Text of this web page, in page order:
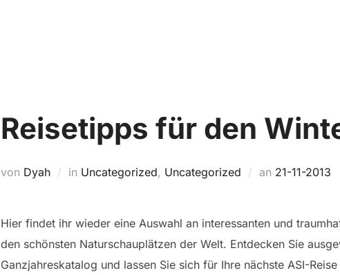
Reisetipps für den
von Dyah in Uncategorized, Uncategorized an Veröffentlicht
21-11-2013
Hier findet ihr wieder eine Auswahl an interessanten und
den schönsten Naturschauplätzen der Welt. Entdecken Sie
Ganzjahreskatalog und lassen Sie sich für Ihre nächste ASI-